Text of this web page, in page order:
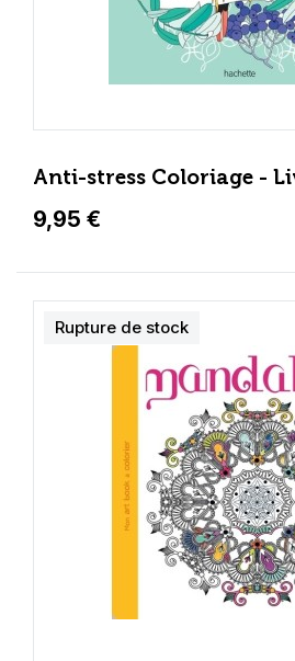
Anti-stress Coloriage -
9,95 €
Rupture de stock